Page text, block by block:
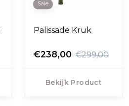
Sale
Palissade Kruk
€238,00 €299,00
Bekijk Product